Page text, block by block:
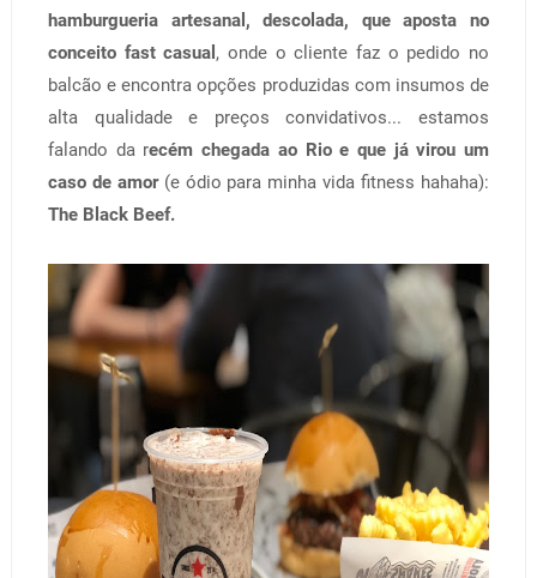
hamburgueria artesanal, descolada, que aposta no
conceito fast casual , onde o cliente faz o pedido no
balcão e encontra opções produzidas com insumos de
alta qualidade e preços convidativos... estamos
falando da recém chegada ao Rio e que já virou um
caso de amor(e ódio para minha vida fitness hahaha):
The Black Beef.